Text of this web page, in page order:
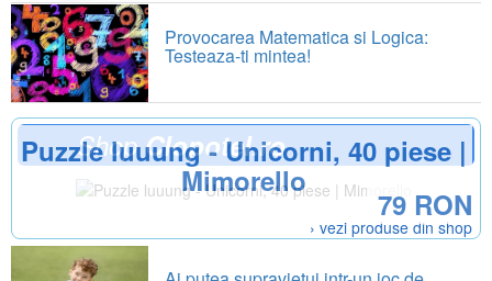
Provocarea Matematica si Logica:
Testeaza-ti mintea!
ShopClopotel.ro
Puzzle luuung - Unicorni, 40 piese |
Mimorello
79 RON
› vezi produse din shop